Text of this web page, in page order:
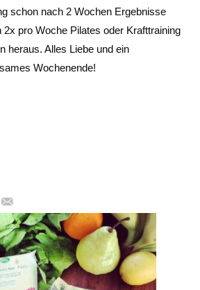
schon nach 2 Wochen Ergebnisse
pro Woche Pilates oder Krafttraining
heraus. Alles Liebe und ein
Wochenende!